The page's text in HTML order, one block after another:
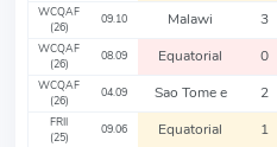
WCQAF
(26)
09.10 Malawi 3
WCQAF
(26)
08.09 Equatorial 0
WCQAF
(26)
04.09 Sao Tome e 2
FRII
(25)
09.06 Equatorial 1